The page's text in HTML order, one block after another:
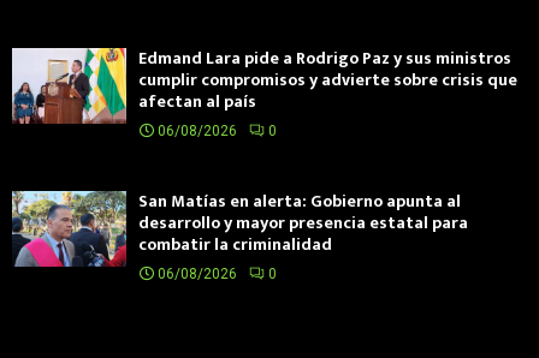
Edmand Lara pide a Rodrigo Paz y sus ministros
cumplir compromisos y advierte sobre crisis que
afectan al país
06/08/2026 0
San Matías en alerta: Gobierno apunta al
desarrollo y mayor presencia estatal para
combatir la criminalidad
06/08/2026 0